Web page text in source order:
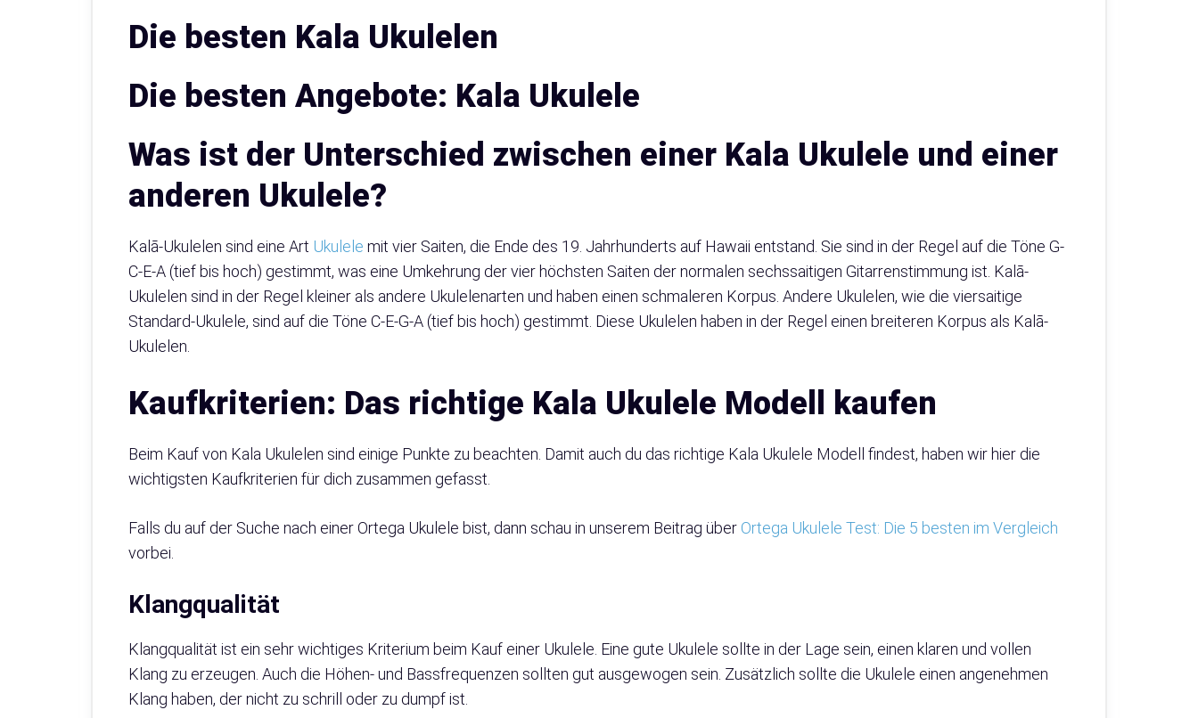
Die besten Kala Ukulelen
Die besten Angebote: Kala Ukulele
Was ist der Unterschied zwischen einer Kala Ukulele und einer
anderen Ukulele?
Kalā-Ukulelen sind eine Art Ukulele mit vier Saiten, die Ende des 19. Jahrhunderts auf Hawaii entstand. Sie sind in der Regel auf die Töne G-
C-E-A (tief bis hoch) gestimmt, was eine Umkehrung der vier höchsten Saiten der normalen sechssaitigen Gitarrenstimmung ist. Kalā-
Ukulelen sind in der Regel kleiner als andere Ukulelenarten und haben einen schmaleren Korpus. Andere Ukulelen, wie die viersaitige
Standard-Ukulele, sind auf die Töne C-E-G-A (tief bis hoch) gestimmt. Diese Ukulelen haben in der Regel einen breiteren Korpus als Kalā-
Ukulelen.
Kaufkriterien: Das richtige Kala Ukulele Modell kaufen
Beim Kauf von Kala Ukulelen sind einige Punkte zu beachten. Damit auch du das richtige Kala Ukulele Modell findest, haben wir hier die
wichtigsten Kaufkriterien für dich zusammen gefasst.
Falls du auf der Suche nach einer Ortega Ukulele bist, dann schau in unserem Beitrag über Ortega Ukulele Test: Die 5 besten im Vergleich
vorbei.
Klangqualität
Klangqualität ist ein sehr wichtiges Kriterium beim Kauf einer Ukulele. Eine gute Ukulele sollte in der Lage sein, einen klaren und vollen
Klang zu erzeugen. Auch die Höhen- und Bassfrequenzen sollten gut ausgewogen sein. Zusätzlich sollte die Ukulele einen angenehmen
Klang haben, der nicht zu schrill oder zu dumpf ist.